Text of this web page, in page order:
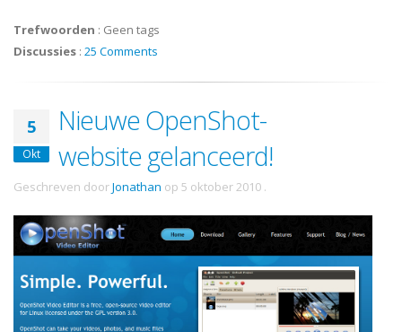
Trefwoorden : Geen tags
Discussies : 25 Comments
5
Okt
Nieuwe OpenShot-
website gelanceerd!
Geschreven doorJonathan op 5 oktober 2010 .